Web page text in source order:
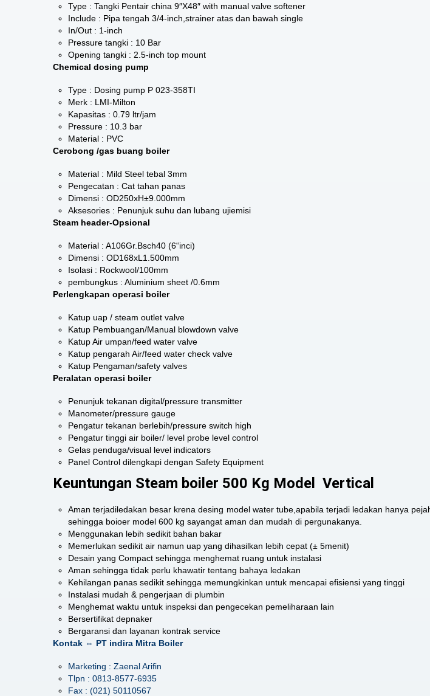
Type : Tangki Pentair china 9″X48″ with manual valve softener
Include : Pipa tengah 3/4-inch,strainer atas dan bawah single
In/Out : 1-inch
Pressure tangki : 10 Bar
Opening tangki : 2.5-inch top mount
Chemical dosing pump
Type : Dosing pump P 023-358TI
Merk : LMI-Milton
Kapasitas : 0.79 ltr/jam
Pressure : 10.3 bar
Material : PVC
Cerobong /gas buang boiler
Material : Mild Steel tebal 3mm
Pengecatan : Cat tahan panas
Dimensi : OD250xH±9.000mm
Aksesories : Penunjuk suhu dan lubang ujiemisi
Steam header-Opsional
Material : A106Gr.Bsch40 (6“inci)
Dimensi : OD168xL1.500mm
Isolasi : Rockwool/100mm
pembungkus : Aluminium sheet /0.6mm
Perlengkapan operasi boiler
Katup uap / steam outlet valve
Katup Pembuangan/Manual blowdown valve
Katup Air umpan/feed water valve
Katup pengarah Air/feed water check valve
Katup Pengaman/safety valves
Peralatan operasi boiler
Penunjuk tekanan digital/pressure transmitter
Manometer/pressure gauge
Pengatur tekanan berlebih/pressure switch high
Pengatur tinggi air boiler/ level probe level control
Gelas penduga/visual level indicators
Panel Control dilengkapi dengan Safety Equipment
Keuntungan Steam boiler 500 Kg Model Vertical
Aman terjadiledakan besar krena desing model water tube,apabila terjadi ledakan hanya
sehingga boioer model 600 kg sayangat aman dan mudah di pergunakanya.
Menggunakan lebih sedikit bahan bakar
Memerlukan sedikit air namun uap yang dihasilkan lebih cepat (± 5menit)
Desain yang Compact sehingga menghemat ruang untuk instalasi
Aman sehingga tidak perlu khawatir tentang bahaya ledakan
Kehilangan panas sedikit sehingga memungkinkan untuk mencapai efisiensi yang tinggi
Instalasi mudah & pengerjaan di plumbin
Menghemat waktu untuk inspeksi dan pengecekan pemeliharaan lain
Bersertifikat depnaker
Bergaransi dan layanan kontrak service
Kontak ⇔ PT indira Mitra Boiler
Marketing : Zaenal Arifin
Tlpn : 0813-8577-6935
Fax : (021) 50110567